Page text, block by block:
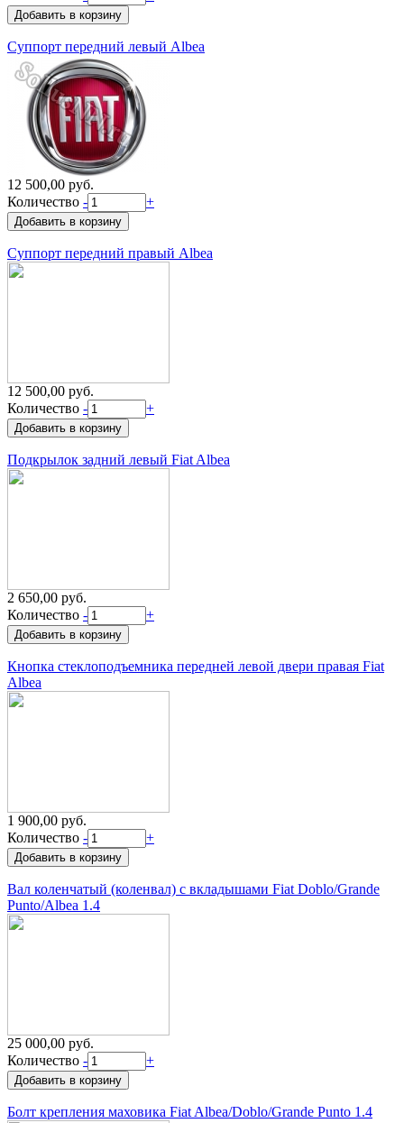
Суппорт передний левый Albea
12 500,00 руб.
Количество - +
Суппорт передний правый Albea
12 500,00 руб.
Количество - +
Подкрылок задний левый Fiat Albea
2 650,00 руб.
Количество - +
Кнопка стеклоподъемника передней левой двери правая Fiat
Albea
1 900,00 руб.
Количество - +
Вал коленчатый (коленвал) с вкладышами Fiat Doblo/Grande
Punto/Albea 1.4
25 000,00 руб.
Количество - +
Болт крепления маховика Fiat Albea/Doblo/Grande Punto 1.4